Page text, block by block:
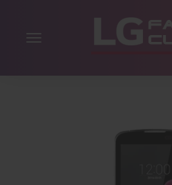
Включити